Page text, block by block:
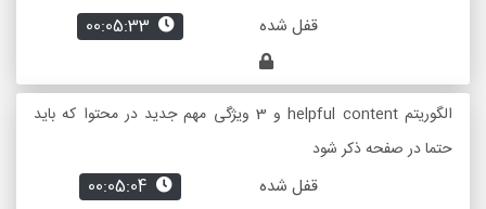
قفل شده
الگوریتم helpful content و 3 ویژگی مهم جدید در محتوا که باید
حتما در صفحه ذکر شود
قفل شده